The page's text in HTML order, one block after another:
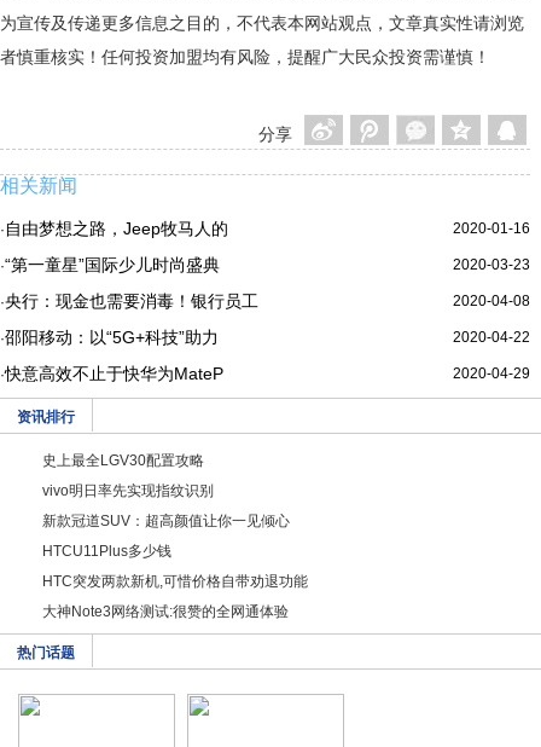
为宣传及传递更多信息之目的，不代表本网站观点，文章真实性请浏览
者慎重核实！任何投资加盟均有风险，提醒广大民众投资需谨慎！
分享
相关新闻
2020-01-16
· 自由梦想之路，Jeep牧马人的
2020-03-23
·“第一童星”国际少儿时尚盛典
2020-04-08
·央行：现金也需要消毒！银行员工
2020-04-22
·邵阳移动：以“5G+科技”助力
2020-04-29
·快意高效不止于快华为MateP
资讯排行
史上最全LGV30配置攻略
vivo明日率先实现指纹识别
新款冠道SUV：超高颜值让你一见倾心
HTCU11Plus多少钱
HTC突发两款新机,可惜价格自带劝退功能
大神Note3网络测试:很赞的全网通体验
热门话题